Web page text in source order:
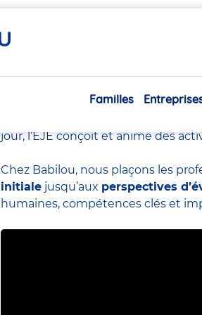
Familles
L’éducateur de jeunes enfants
jour, l’EJE conçoit et anime des
Chez Babilou, nous plaçons les
initiale jusqu’aux perspectives
humaines, compétences clés et